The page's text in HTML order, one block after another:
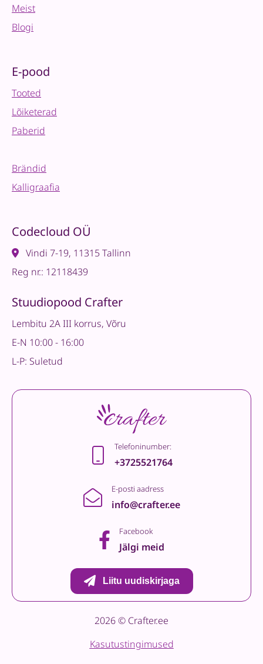
Meist
Blogi
E-pood
Tooted
Lõiketerad
Paberid
Brändid
Kalligraafia
Codecloud OÜ
Vindi 7-19, 11315 Tallinn
Reg nr.: 12118439
Stuudiopood Crafter
Lembitu 2A III korrus, Võru
E-N 10:00 - 16:00
L-P: Suletud
Telefoninumber:
+3725521764
E-posti aadress
info@crafter.ee
Facebook
Jälgi meid
Liitu uudiskirjaga
2026 © Crafter.ee
Kasutustingimused